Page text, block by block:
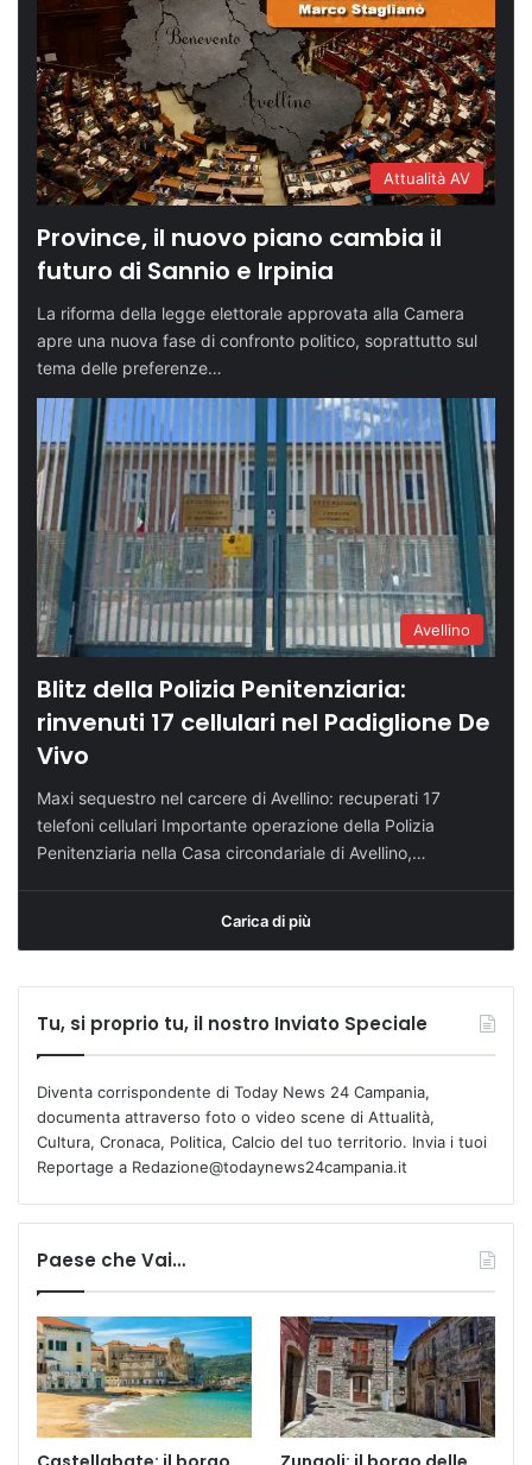
Attualità AV
Province, il nuovo piano cambia il
futuro di Sannio e Irpinia
La riforma della legge elettorale approvata alla Camera
apre una nuova fase di confronto politico, soprattutto sul
tema delle preferenze…
Avellino
Blitz della Polizia Penitenziaria:
rinvenuti 17 cellulari nel Padiglione De
Vivo
Maxi sequestro nel carcere di Avellino: recuperati 17
telefoni cellulari Importante operazione della Polizia
Penitenziaria nella Casa circondariale di Avellino,…
Carica di più
Tu, si proprio tu, il nostro Inviato Speciale
Diventa corrispondente di Today News 24 Campania,
documenta attraverso foto o video scene di Attualità,
Cultura, Cronaca, Politica, Calcio del tuo territorio. Invia i tuoi
Reportage a Redazione@todaynews24campania.it
Paese che Vai…